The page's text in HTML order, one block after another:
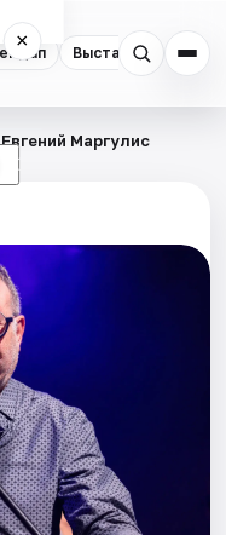
Выставки
×
☾
Евгений Маргулис